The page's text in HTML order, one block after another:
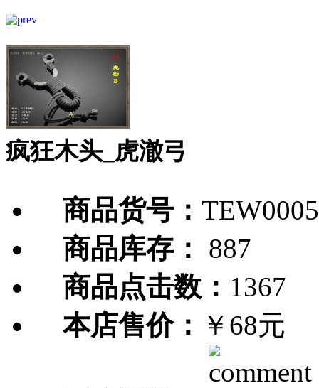
疯狂木头_虎澈弓
商品货号：
商品库存：
887
商品点击数： 1367
本店售价： ￥68元